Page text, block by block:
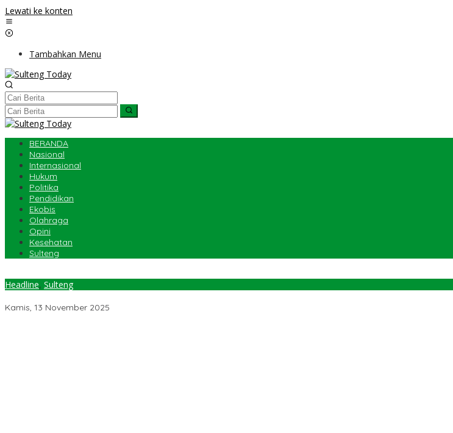
Lewati ke konten
Tambahkan Menu
BERANDA
Nasional
Internasional
Hukum
Politika
Pendidikan
Ekobis
Olahraga
Opini
Kesehatan
Sulteng
Headline, Sulteng
Kamis, 13 November 2025